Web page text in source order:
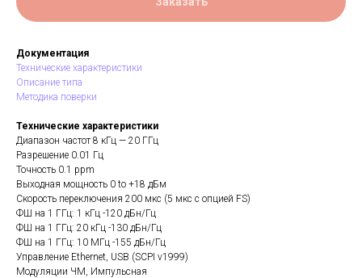
Документация
Технические характеристики
Описание типа
Методика поверки
Технические характеристики
Диапазон частот 8 кГц — 20 ГГц
Разрешение 0.01 Гц
Точность 0.1 ppm
Выходная мощность 0 to +18 дБм
Скорость переключения 200 мкс (5 мкс с опцией FS)
ФШ на 1 ГГц: 1 кГц -120 дБн/Гц
ФШ на 1 ГГц: 20 кГц -130 дБн/Гц
ФШ на 1 ГГц: 10 МГц -155 дБн/Гц
Управление Ethernet, USB (SCPI v1999)
Модуляции ЧМ, Импульсная